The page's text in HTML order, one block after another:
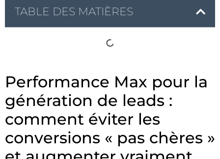
TABLE DES MATIÈRES
Performance Max pour la
génération de leads :
comment éviter les
conversions « pas chères »